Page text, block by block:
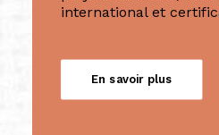
international et
En savoir plus